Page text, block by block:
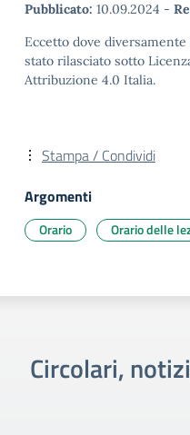
Pubblicato: 10.09.2024 -
Eccetto dove
stato rilasciato sotto
Attribuzione 4.0 Italia.
Stampa / Condividi
Argomenti
Orario Orario delle
Circolari,